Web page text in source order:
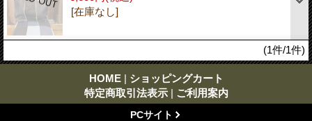
[在庫なし]
(1件/1件)
HOME | ショッピングカート
特定商取引法表示 | ご利用案内
PCサイト